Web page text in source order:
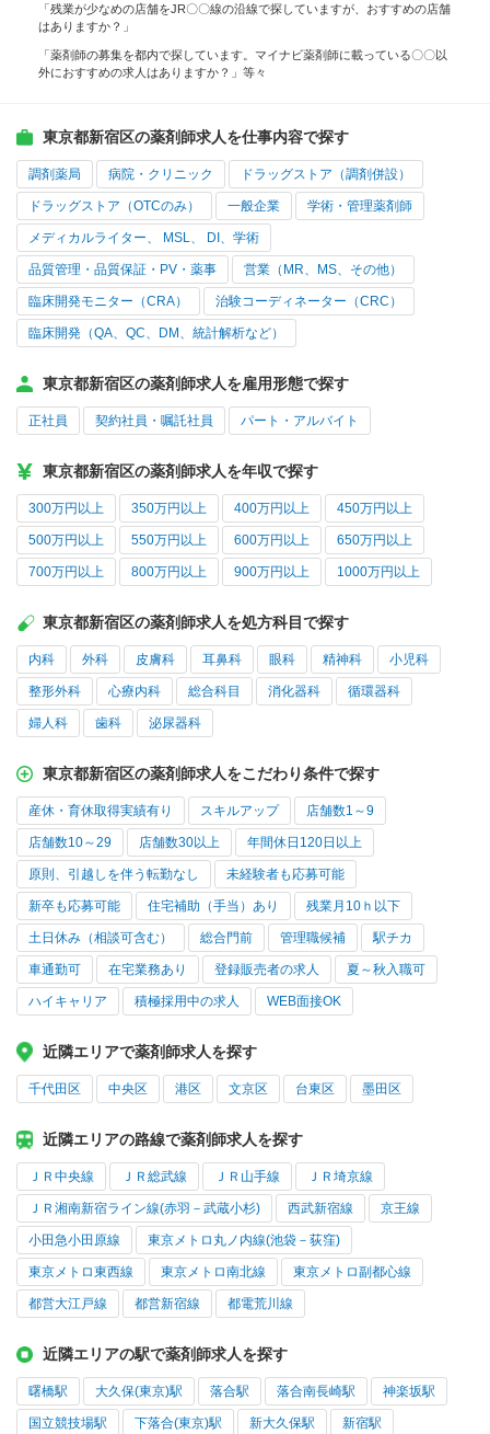
「残業が少なめの店舗をJR〇〇線の沿線で探していますが、おすすめの店舗
はありますか？」
「薬剤師の募集を都内で探しています。マイナビ薬剤師に載っている〇〇以
外におすすめの求人はありますか？」等々
東京都新宿区の薬剤師求人を仕事内容で探す
調剤薬局 病院・クリニック ドラッグストア（調剤併設）
ドラッグストア（OTCのみ） 一般企業 学術・管理薬剤師
メディカルライター、 MSL、 DI、学術
品質管理・品質保証・PV・薬事 営業（MR、MS、その他）
臨床開発モニター（CRA） 治験コーディネーター（CRC）
臨床開発（QA、QC、DM、統計解析など）
東京都新宿区の薬剤師求人を雇用形態で探す
正社員 契約社員・嘱託社員 パート・アルバイト
東京都新宿区の薬剤師求人を年収で探す
300万円以上 350万円以上 400万円以上 450万円以上
500万円以上 550万円以上 600万円以上 650万円以上
700万円以上 800万円以上 900万円以上 1000万円以上
東京都新宿区の薬剤師求人を処方科目で探す
内科 外科 皮膚科 耳鼻科 眼科 精神科 小児科
整形外科 心療内科 総合科目 消化器科 循環器科
婦人科 歯科 泌尿器科
東京都新宿区の薬剤師求人をこだわり条件で探す
産休・育休取得実績有り スキルアップ 店舗数1～9
店舗数10～29 店舗数30以上 年間休日120日以上
原則、引越しを伴う転勤なし 未経験者も応募可能
新卒も応募可能 住宅補助（手当）あり 残業月10ｈ以下
土日休み（相談可含む） 総合門前 管理職候補 駅チカ
車通勤可 在宅業務あり 登録販売者の求人 夏～秋入職可
ハイキャリア 積極採用中の求人 WEB面接OK
近隣エリアで薬剤師求人を探す
千代田区 中央区 港区 文京区 台東区 墨田区
近隣エリアの路線で薬剤師求人を探す
ＪＲ中央線 ＪＲ総武線 ＪＲ山手線 ＪＲ埼京線
ＪＲ湘南新宿ライン線(赤羽－武蔵小杉) 西武新宿線 京王線
小田急小田原線 東京メトロ丸ノ内線(池袋－荻窪)
東京メトロ東西線 東京メトロ南北線 東京メトロ副都心線
都営大江戸線 都営新宿線 都電荒川線
近隣エリアの駅で薬剤師求人を探す
曙橋駅 大久保(東京)駅 落合駅 落合南長崎駅 神楽坂駅
国立競技場駅 下落合(東京)駅 新大久保駅 新宿駅